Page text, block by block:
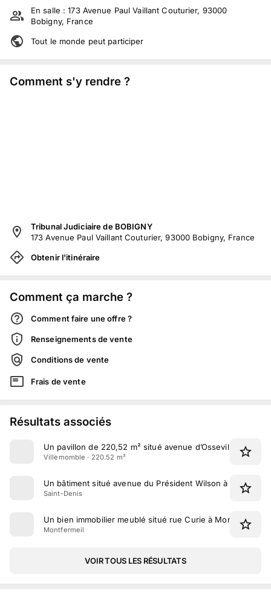
En salle :173 Avenue Paul Vaillant Couturier, 93000
Bobigny, France
Tout le monde peut participer
Comment s'y rendre ?
Tribunal Judiciaire de BOBIGNY
173 Avenue Paul Vaillant Couturier, 93000 Bobigny, France
Obtenir l'itinéraire
Comment ça marche ?
Comment faire une offre ?
Renseignements de vente
Conditions de vente
Frais de vente
Résultats associés
Un pavillon de 220,52 m² situé avenue d’Osseville à
Villemomble · 220.52 m²
Un bâtiment situé avenue du Président Wilson à Saint-
Saint-Denis
Un bien immobilier meublé situé rue Curie à Montfermeil
Montfermeil
VOIR TOUS LES RÉSULTATS